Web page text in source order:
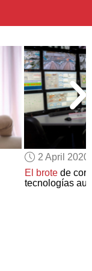
2 April 2020
El brote de
tecnologías